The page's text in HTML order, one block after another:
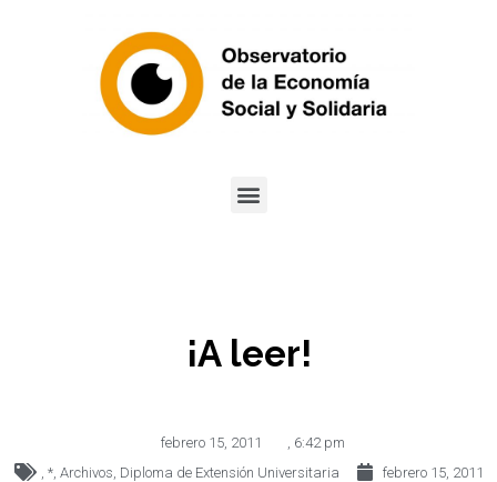
¡A leer!
febrero 15, 2011
6:42 pm
*, Archivos Diploma de Extensión Universitaria febrero 15, 2011